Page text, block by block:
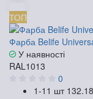
ТОП
Фарба Belife
У наявності
RAL1013
0
1-11 шт